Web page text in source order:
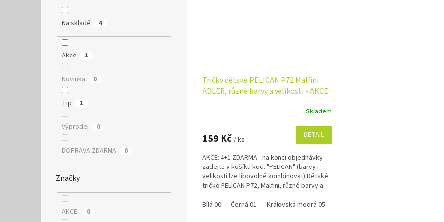
Na skladě 4
Akce 1
Novinka 0
Tip 1
Výprodej 0
DOPRAVA ZDARMA 0
Značky
AKCE 0
Tričko dětské PELICAN P72 Malfini
ADLER, různé barvy a velikosti - AKCE
je
z
5
hvězdiček.
Skladem
159 Kč / ks DETAIL
AKCE: 4+1 ZDARMA - na konci objednávky
zadejte v košíku kod: "PELICAN" (barvy i
velikosti lze libovolně kombinovat) Dětské
tričko PELICAN P72, Malfini, různé barvy a
Bílá 00
Černá 01 Královská modrá 05